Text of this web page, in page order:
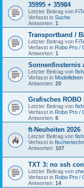
35995 + 35984
Letzter Beitrag von
Verfasst in Suche
Antworten: 1
Transportband /
Letzter Beitrag von
Verfasst in Robo Pro /
Antworten: 1
Sonnenfinsternis
Letzter Beitrag von
Verfasst in
Antworten: 20
Grafisches
Letzter Beitrag von
Verfasst in Robo Pro /
Antworten: 6
ft-Neuheiten 2026
Letzter Beitrag von
Verfasst in
Antworten: 107
TXT 3: no ssh
Letzter Beitrag von
Verfasst in Robo Pro /
Antworten: 14